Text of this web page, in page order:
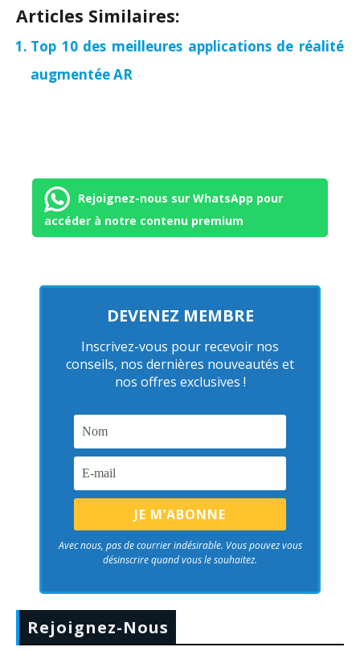
Articles Similaires:
Top 10 des meilleures applications de réalité
augmentée AR
Rejoignez-nous sur WhatsApp pour
accéder à notre contenu premium
DEVENEZ MEMBRE
Inscrivez-vous pour recevoir nos
conseils, nos dernières nouveautés et
nos offres exclusives !
Avec nous, pas de courrier indésirable. Vous pouvez vous
désinscrire quand vous le souhaitez.
Rejoignez-Nous